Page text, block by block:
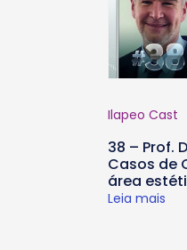
Ilapeo Cast
38 – Prof.
Casos de
área
Leia mais